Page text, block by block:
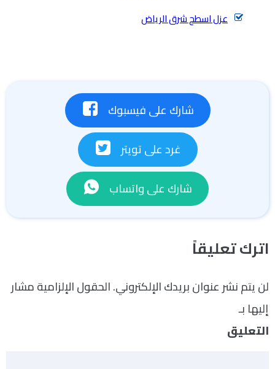
عزل اسطح شرق الرياض
شارك على فيسبوك
غرد على تويتر
شارك على واتساب
اترك تعليقاً
لن يتم نشر عنوان بريدك الإلكتروني.الحقول الإلزامية مشار
إليها بـ
التعليق